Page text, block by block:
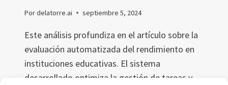
Pordelatorre.ai septiembre 5, 2024
Este análisis profundiza en el artículo sobre la
evaluación automatizada del rendimiento en
instituciones educativas. El sistema
desarrollado optimiza la gestión de tareas y